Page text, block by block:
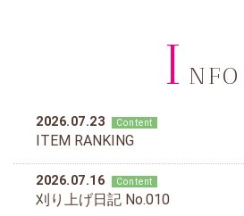
I NFO